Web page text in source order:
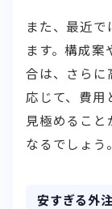
また、最近
ます。構成案
合は、さらに
応じて、費用
見極めるこ
なるでしょう。
安すぎる外